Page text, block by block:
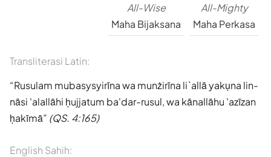
All-Mighty
Maha Perkasa
All-Wise
Maha Bijaksana
Transliterasi Latin:
Rusulam mubasysyirīna wa munżirīna li`allā yakụna lin-
nāsi 'alallāhi ḥujjatum ba'dar-rusul, wa kānallāhu 'azīzan
ḥakīmā (QS. 4:165)
English Sahih: